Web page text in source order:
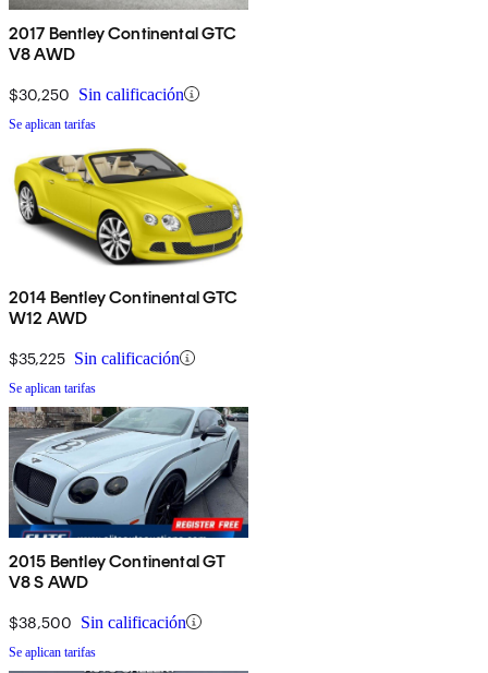
2017 Bentley Continental GTC
V8 AWD
$30,250 Sin calificación
Se aplican tarifas
2014 Bentley Continental GTC
W12 AWD
$35,225 Sin calificación
Se aplican tarifas
2015 Bentley Continental GT
V8 S AWD
$38,500 Sin calificación
Se aplican tarifas